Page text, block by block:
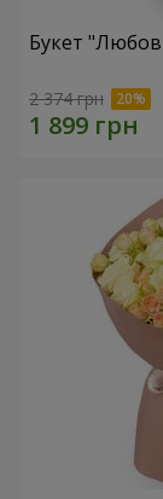
Букет
2 374 грн